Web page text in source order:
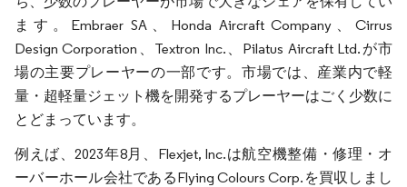
ます。Embraer SA、Honda Aircraft Company、Cirrus
Design Corporation、Textron Inc.、Pilatus Aircraft Ltd.が市
場の主要プレーヤーの一部です。市場では、産業内で軽
量・超軽量ジェット機を開発するプレーヤーはごく少数に
とどまっています。
例えば、2023年8月、Flexjet, Inc.は航空機整備・修理・オ
ーバーホール会社であるFlying Colours Corp.を買収しまし